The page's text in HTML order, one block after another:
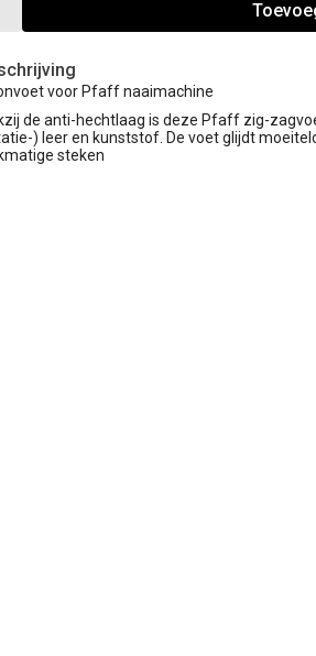
voor Pfaff naaimachine
de anti-hechtlaag is deze Pfaff zig-
) leer en kunststof. De voet glijdt
steken